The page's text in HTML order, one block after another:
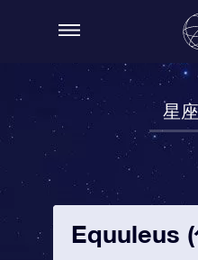
星
Equuleus (